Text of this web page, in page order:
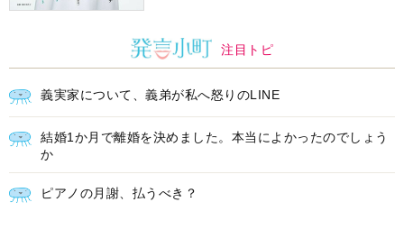
注目トピ
義実家について、義弟が私へ怒りのLINE
結婚1か月で離婚を決めました。本当によかったのでしょう
か
ピアノの月謝、払うべき？